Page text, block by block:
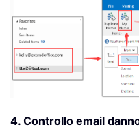
4. Controllo email